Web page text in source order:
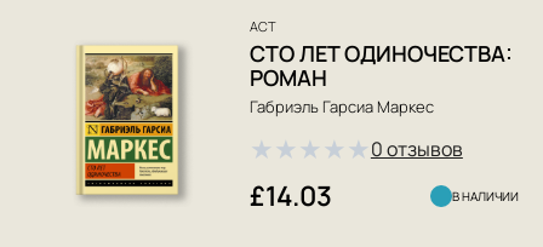
АСТ
СТО ЛЕТ ОДИНОЧЕСТВА:
РОМАН
Габриэль Гарсиа Маркес
★★★★★0 отзывов
£14.03 В НАЛИЧИИ